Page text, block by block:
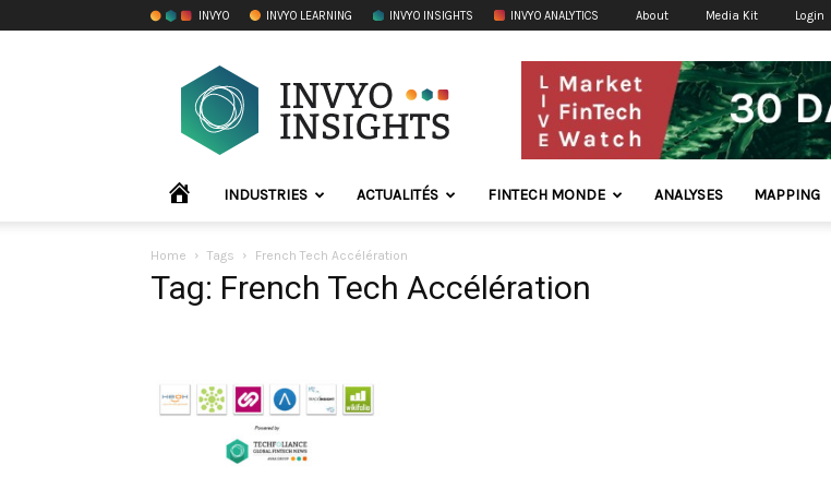
INVYO INVYO LEARNING INVYO INSIGHTS INVYO ANALYTICS About Media Kit Login
INVYO
Insights
France
ACCUEIL INDUSTRIES ACTUALITÉS FINTECH MONDE ANALYSES MAPPING
Home Tags French Tech Accélération
Tag: French Tech Accélération